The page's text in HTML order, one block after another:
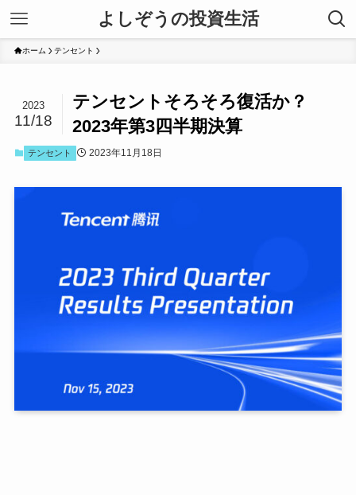
よしぞうの投資生活
ホーム テンセント
テンセントそろそろ復活か？
2023年第3四半期決算
2023
11/18
テンセント 2023年11月18日